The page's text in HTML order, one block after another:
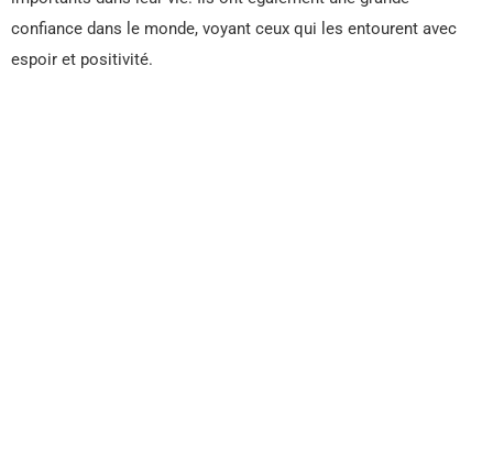
confiance dans le monde, voyant ceux qui les entourent avec
espoir et positivité.